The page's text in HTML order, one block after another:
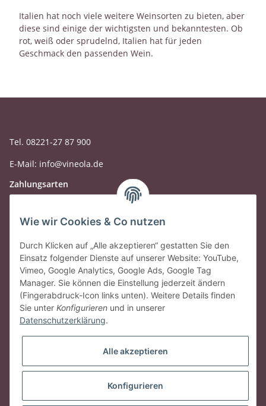
Italien hat noch viele weitere Weinsorten zu bieten, aber
diese sind einige der wichtigsten und bekanntesten. Ob
rot, weiß oder sprudelnd, Italien hat für jeden
Geschmack den passenden Wein.
Tel. 08221-27 87 900
E-Mail: info@vineola.de
Zahlungsarten
Vertrag widerrufen
Wie wir Cookies & Co nutzen
Durch Klicken auf „Alle akzeptieren“ gestatten Sie den
Einsatz folgender Dienste auf unserer Website: YouTube,
Vimeo, Google Analytics, Google Ads, Google Tag
Manager. Sie können die Einstellung jederzeit ändern
(Fingerabdruck-Icon links unten). Weitere Details finden
Sie unter Konfigurieren und in unserer
Datenschutzerklärung.
Alle akzeptieren
Konfigurieren